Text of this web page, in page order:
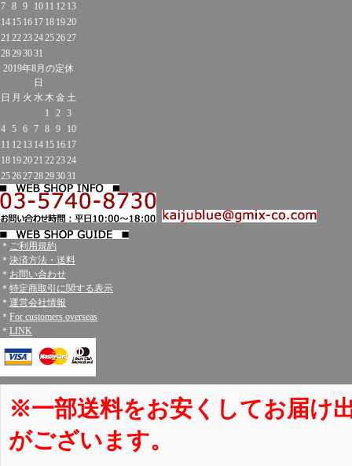
7 8 9 10 11 12 13
14 15 16 17 18 1920
21 222324252627
28293031
2019年8月の定休
日
日 月 火 水 木 金 土
1
2 3
4 5 6 7 8 9
10
11 12 13 14 15 16 17
18 192021 222324
25262728293031
＊ ご利用規約
＊ 決済方法・送料
＊ お問い合わせ
＊ 特定商取引に関する表示
＊ 運営会社情報
＊ For customers overseas
＊ LINK
※一部送料をお安くしてお届け
がございます。